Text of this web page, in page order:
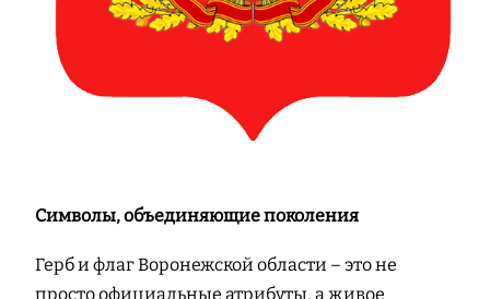
Символы, объединяющие поколения
Герб и флаг Воронежской области – это не
просто официальные атрибуты, а живое